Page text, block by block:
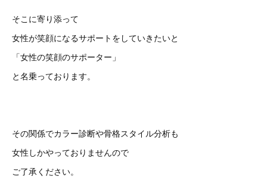
そこに寄り添って
女性が笑顔になるサポートをしていきたいと
「女性の笑顔のサポーター」
と名乗っております。
その関係でカラー診断や骨格スタイル分析も
女性しかやっておりませんので
ご了承ください。